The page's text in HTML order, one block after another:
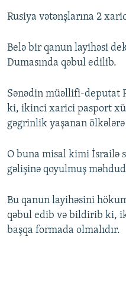
BIZIMLƏ ƏLAQƏ
Rusiya vətənşlarına 2
Belə bir qanun layihəsi
Dumasında qəbul edilib.
Sənədin müəllifi-deputat
ki, ikinci xarici pasport
gəgrinlik yaşanan
O buna misal kimi İsrailə
gəlişinə qoyulmuş
Bu qanun layihəsini
qəbul edib və bildirib ki,
başqa formada olmalıdır.